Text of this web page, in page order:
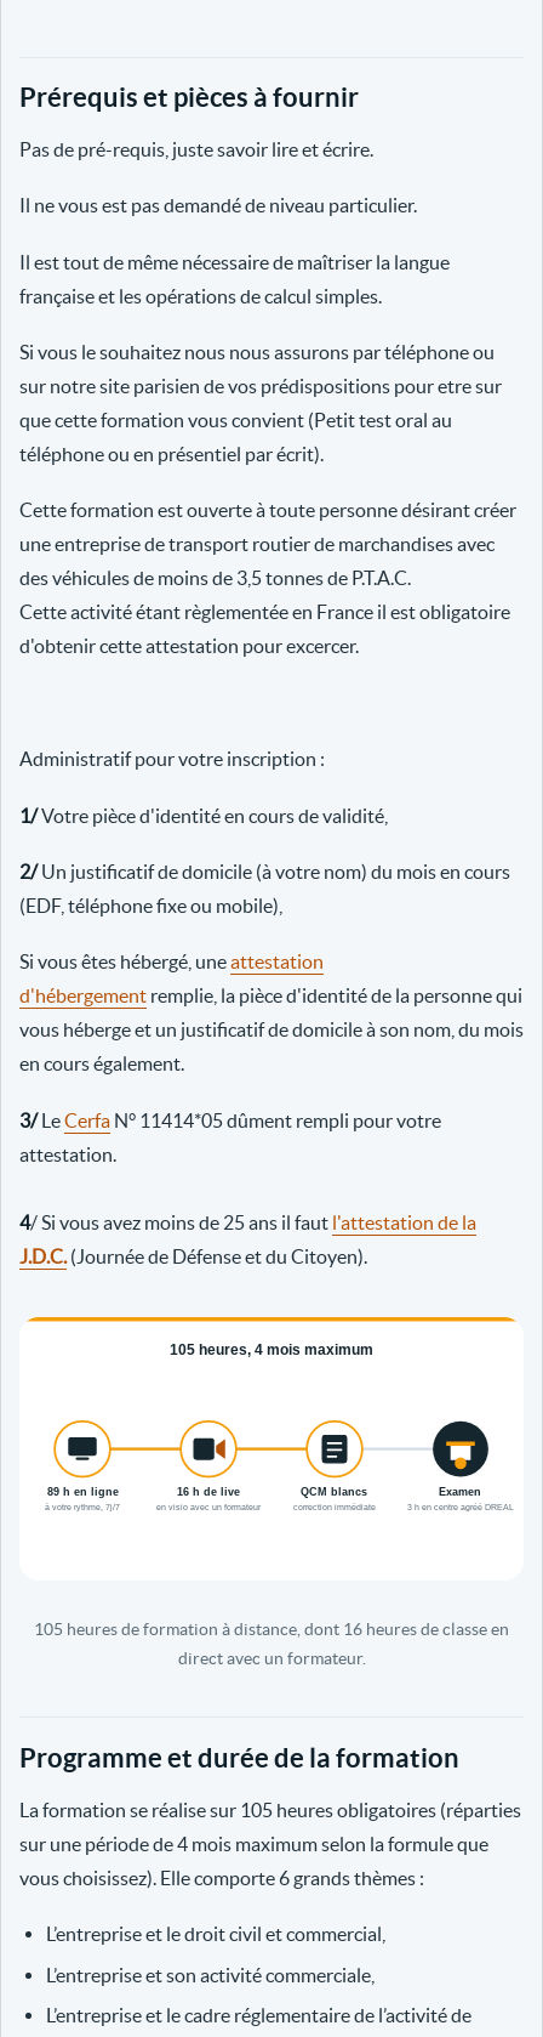
Prérequis et pièces à fournir
Pas de pré-requis, juste savoir lire et écrire.
Il ne vous est pas demandé de niveau particulier.
Il est tout de même nécessaire de maîtriser la langue
française et les opérations de calcul simples.
Si vous le souhaitez nous nous assurons par téléphone ou
sur notre site parisien de vos prédispositions pour etre sur
que cette formation vous convient (Petit test oral au
téléphone ou en présentiel par écrit).
Cette formation est ouverte à toute personne désirant créer
une entreprise de transport routier de marchandises avec
des véhicules de moins de 3,5 tonnes de P.T.A.C.
Cette activité étant règlementée en France il est obligatoire
d'obtenir cette attestation pour excercer.
Administratif pour votre inscription :
1/Votre pièce d'identité en cours de validité,
2/Un justificatif de domicile (à votre nom) du mois en cours
(EDF, téléphone fixe ou mobile),
Si vous êtes hébergé, uneattestation
d'hébergement remplie, la pièce d'identité de la personne qui
vous héberge et un justificatif de domicile à son nom, du mois
en cours également.
3/LeCerfa N° 11414*05 dûment rempli pour votre
attestation.
4/ Si vous avez moins de 25 ans il faut l'attestation de la
J.D.C.(Journée de Défense et du Citoyen).
105 heures de formation à distance, dont 16 heures de classe en
direct avec un formateur.
Programme et durée de la formation
La formation se réalise sur 105 heures obligatoires (réparties
sur une période de 4 mois maximum selon la formule que
vous choisissez). Elle comporte 6 grands thèmes :
L’entreprise et le droit civil et commercial,
L’entreprise et son activité commerciale,
L’entreprise et le cadre réglementaire de l’activité de